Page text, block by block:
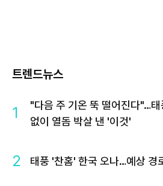
트렌드뉴스
1
"다음 주 기온 뚝 떨어진다"…태
없이 열돔 박살 낸 '이것'
2 태풍 '찬홈' 한국 오나…예상 경